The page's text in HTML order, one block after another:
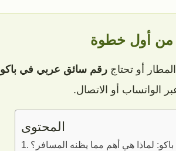
من أول خطوة
أو تحتاج رقم سائق عربي في باكو
الواتساب أو الاتصال.
المحتوى
لماذا هي أهم مما يظنه المسافر؟